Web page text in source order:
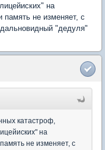
на
не изменяет, с
"дедуля"
катастроф,
на
не изменяет, с